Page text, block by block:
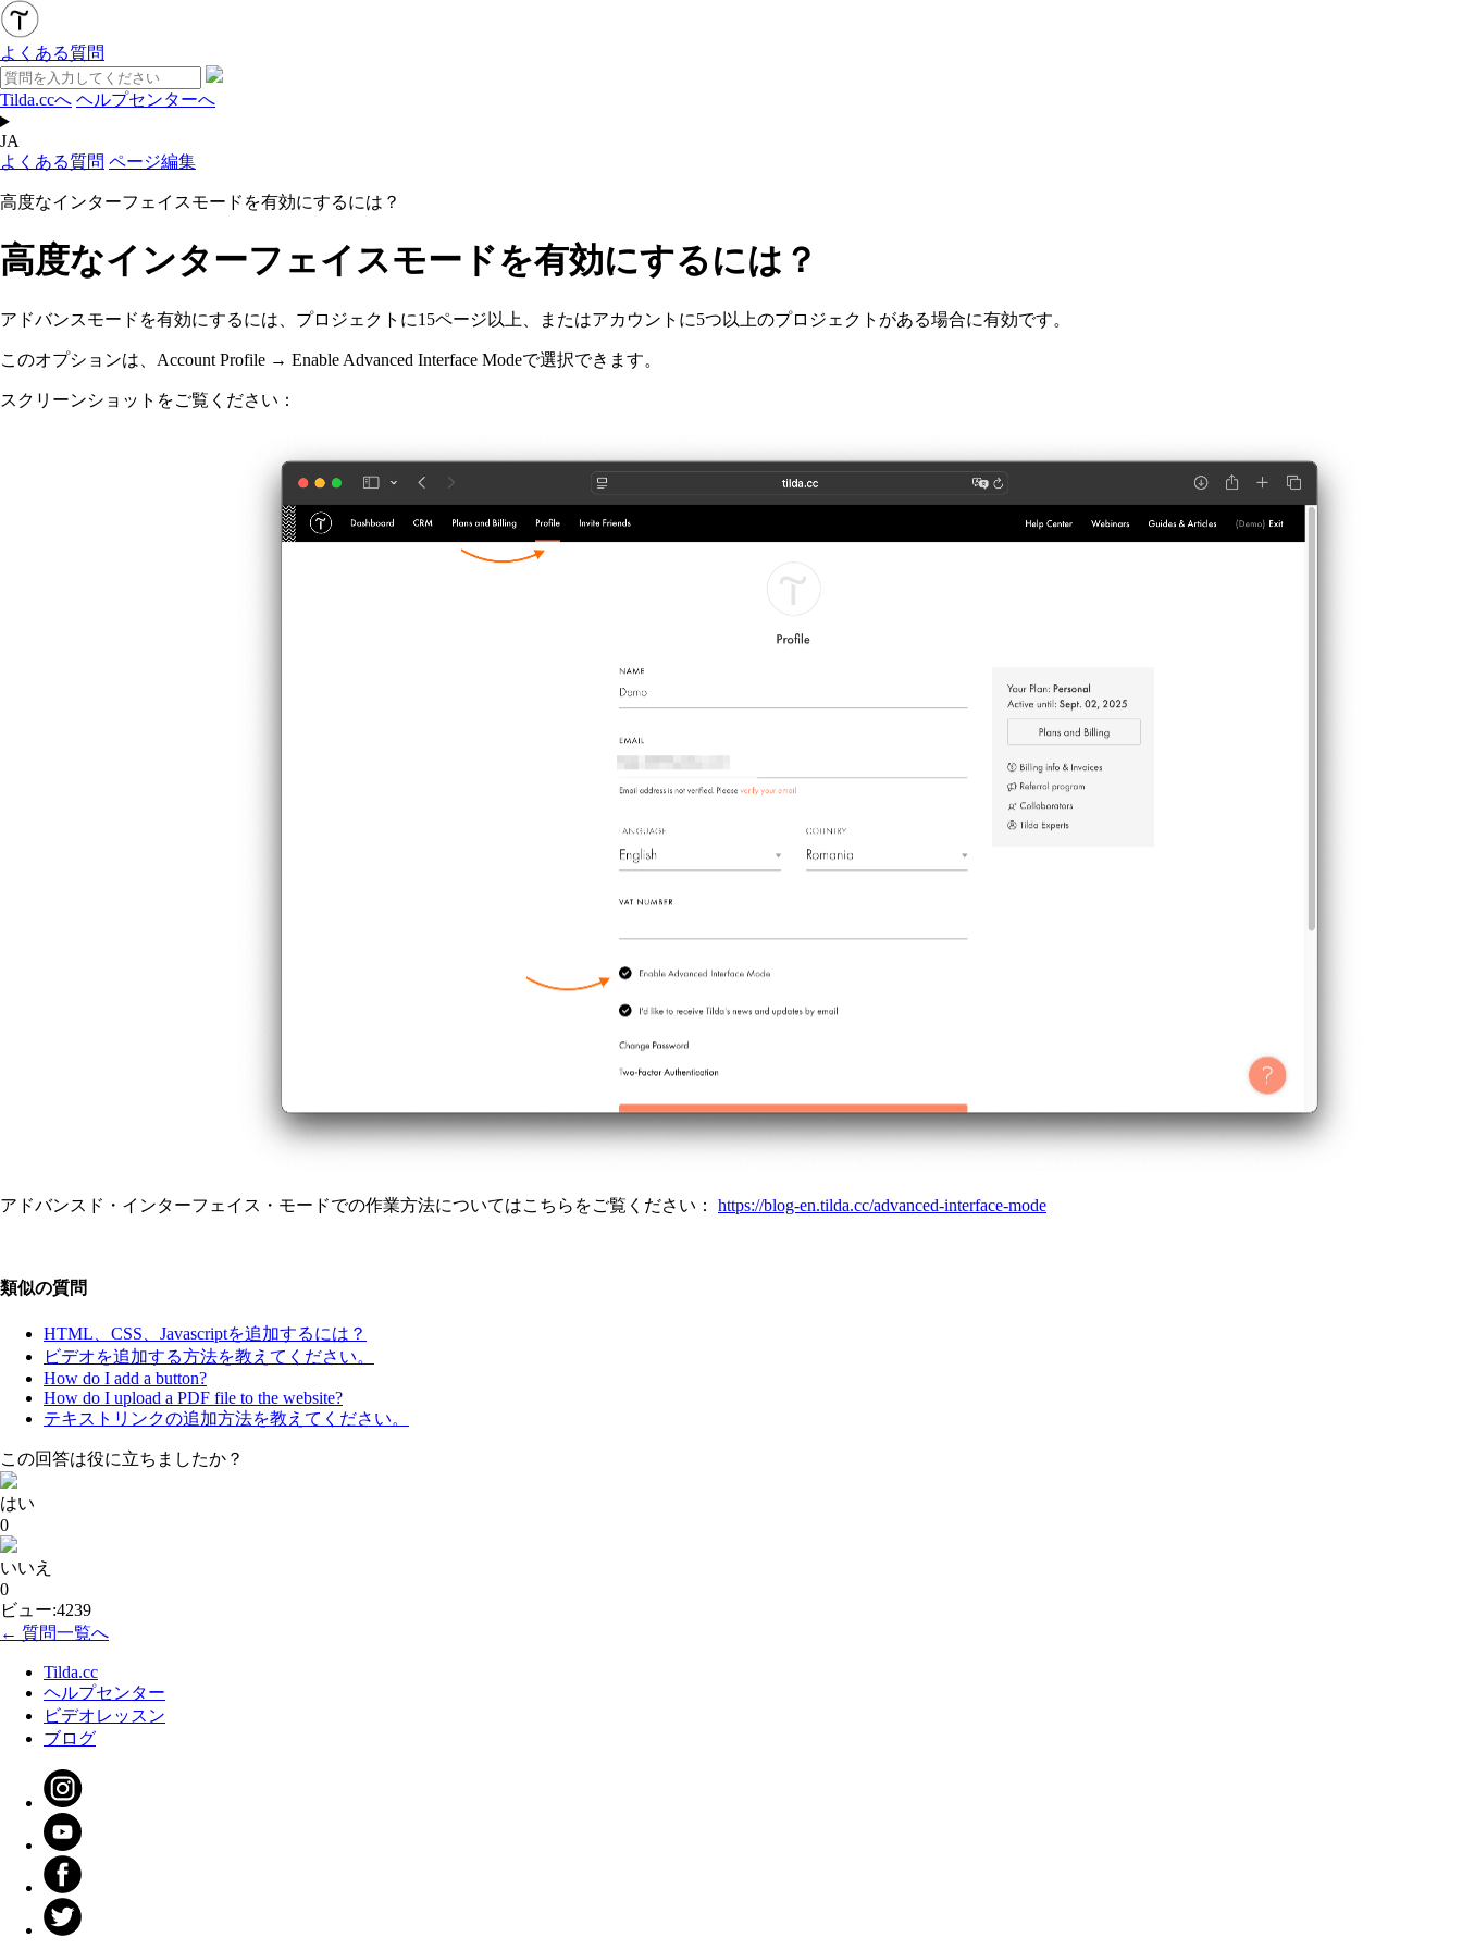
よくある質問
Tilda.ccへ ヘルプセンターへ
JA
よくある質問 ページ編集
高度なインターフェイスモードを有効にするには？
高度なインターフェイスモードを有効にするには？
アドバンスモードを有効にするには、プロジェクトに15ページ以上、またはアカウントに5つ以上のプロジェクトがある場合に有効です。
このオプションは、Account Profile → Enable Advanced Interface Modeで選択できます。
スクリーンショットをご覧ください：
アドバンスド・インターフェイス・モードでの作業方法についてはこちらをご覧ください： https://blog-en.tilda.cc/advanced-interface-mode
類似の質問
HTML、CSS、Javascriptを追加するには？
ビデオを追加する方法を教えてください。
How do I add a button?
How do I upload a PDF file to the website?
テキストリンクの追加方法を教えてください。
この回答は役に立ちましたか？
はい
0
いいえ
0
ビュー:4239
← 質問一覧へ
Tilda.cc
ヘルプセンター
ビデオレッスン
ブログ